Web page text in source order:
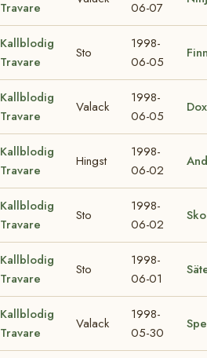
Travare
06-07
Kallblodig
Travare
Sto
1998-
06-05
Kallblodig
Travare
Valack
1998-
06-05
Kallblodig
Travare
Hingst
1998-
06-02
Kallblodig
Travare
Sto
1998-
06-02
Kallblodig
Travare
Sto
1998-
06-01
Kallblodig
Travare
Valack
1998-
05-30